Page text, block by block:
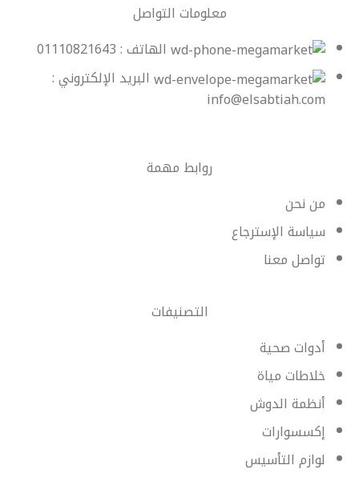
معلومات التواصل
الهاتف : 01110821643
البريد الإلكتروني :
info@elsabtiah.com
روابط مهمة
من نحن
سياسة الإسترجاع
تواصل معنا
التصنيفات
أدوات صحية
خلاطات مياة
أنظمة الدوش
إكسسوارات
لوازم التأسيس